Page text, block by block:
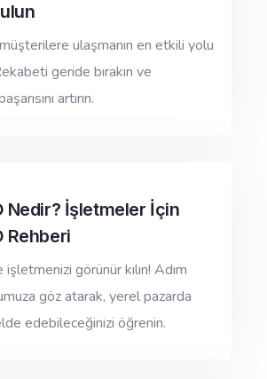
ulaşmanın en etkili yolu
geride bırakın ve
artırın.
Nedir? İşletmeler İçin
Rehberi
görünür kılın! Adım
göz atarak, yerel pazarda
edebileceğinizi öğrenin.